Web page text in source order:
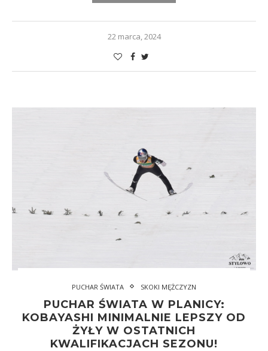
22 marca, 2024
PUCHAR ŚWIATA SKOKI MĘŻCZYZN
PUCHAR ŚWIATA W PLANICY:
KOBAYASHI MINIMALNIE LEPSZY OD
ŻYŁY W OSTATNICH
KWALIFIKACJACH SEZONU!